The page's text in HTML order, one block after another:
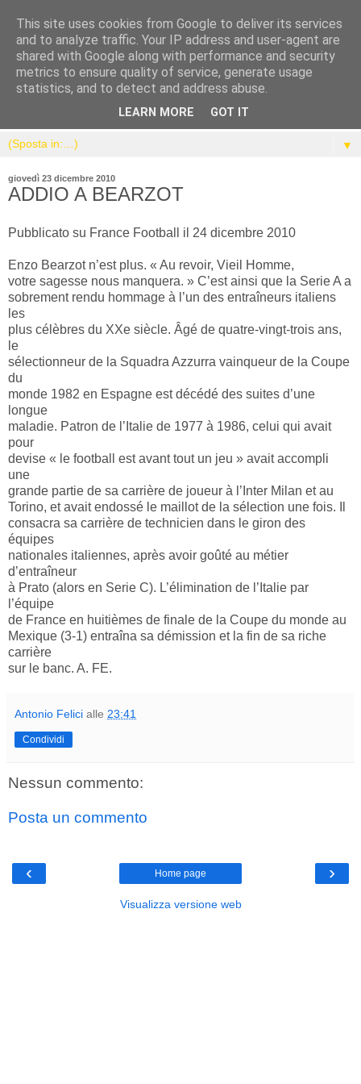
▼
giovedì 23 dicembre 2010
ADDIO A BEARZOT
Pubblicato su France Football il 24 dicembre 2010
Enzo Bearzot n’est plus. « Au revoir, Vieil Homme,
votre sagesse nous manquera. » C’est ainsi que la Serie A a
sobrement rendu hommage à l’un des entraîneurs italiens
les
plus célèbres du XXe siècle. Âgé de quatre-vingt-trois ans,
le
sélectionneur de la Squadra Azzurra vainqueur de la Coupe
du
monde 1982 en Espagne est décédé des suites d’une
longue
maladie. Patron de l’Italie de 1977 à 1986, celui qui avait
pour
devise « le football est avant tout un jeu » avait accompli
une
grande partie de sa carrière de joueur à l’Inter Milan et au
Torino, et avait endossé le maillot de la sélection une fois. Il
consacra sa carrière de technicien dans le giron des
équipes
nationales italiennes, après avoir goûté au métier
d’entraîneur
à Prato (alors en Serie C). L’élimination de l’Italie par
l’équipe
de France en huitièmes de finale de la Coupe du monde au
Mexique (3-1) entraîna sa démission et la fin de sa riche
carrière
sur le banc. A. FE.
Antonio Felici alle 23:41
Condividi
Nessun commento:
Posta un commento
‹ ›
Home page
Visualizza versione web
This site uses cookies from Google to deliver its services
and to analyze traffic. Your IP address and user-agent are
shared with Google along with performance and security
metrics to ensure quality of service, generate usage
statistics, and to detect and address abuse.
LEARN MORE GOT IT